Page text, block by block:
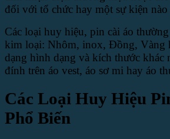
đối với tổ chức hay một sự kiện nào
Các loại huy hiệu, pin cài áo
kim loại: Nhôm, inox, Đồng, Vàng
dạng hình dạng và kích thước khác
đính trên áo vest, áo sơ mi hay áo
Các Loại Huy Hiệu
Phổ Biến